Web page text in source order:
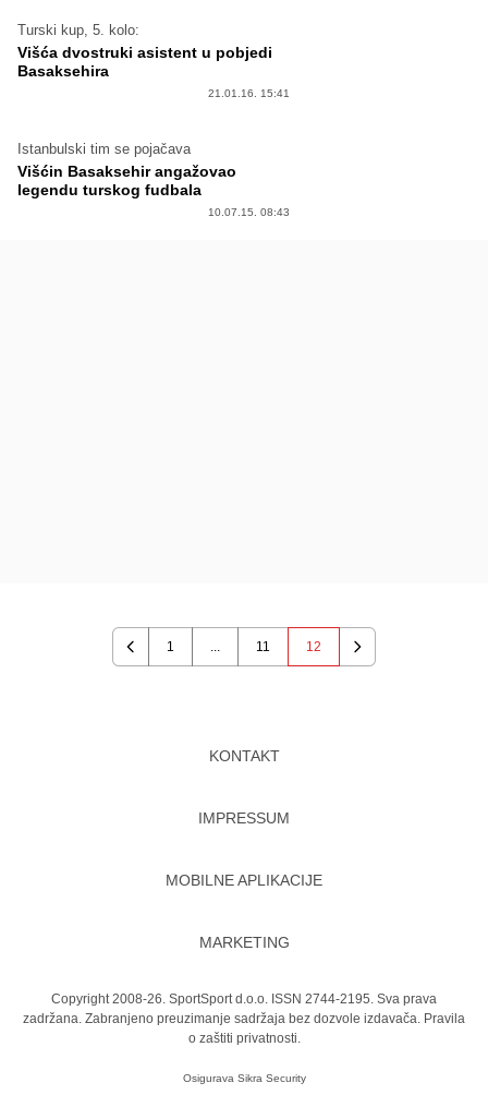
Turski kup, 5. kolo:
Višća dvostruki asistent u pobjedi
Basaksehira
21.01.16. 15:41
Istanbulski tim se pojačava
Višćin Basaksehir angažovao
legendu turskog fudbala
10.07.15. 08:43
Previous
1 ... 11 12
Next
KONTAKT
IMPRESSUM
MOBILNE APLIKACIJE
MARKETING
Copyright 2008-26. SportSport d.o.o. ISSN 2744-2195. Sva prava
zadržana. Zabranjeno preuzimanje sadržaja bez dozvole izdavača. Pravila
o zaštiti privatnosti.
Osigurava Sikra Security